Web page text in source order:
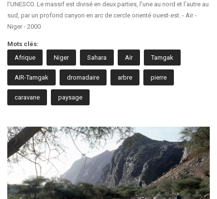
l'UNESCO. Le massif est divisé en deux parties, l'une au nord et l'autre au
sud, par un profond canyon en arc de cercle orienté ouest-est. - Aïr -
Niger - 2000
Mots clés:
Afrique
Niger Sahara Aïr Tamgak
AIR-Tamgak dromadaire arbre pierre
caravane paysage